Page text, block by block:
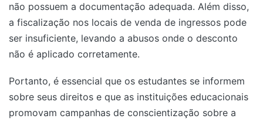
não possuem a documentação adequada. Além disso,
a fiscalização nos locais de venda de ingressos pode
ser insuficiente, levando a abusos onde o desconto
não é aplicado corretamente.
Portanto, é essencial que os estudantes se informem
sobre seus direitos e que as instituições educacionais
promovam campanhas de conscientização sobre a